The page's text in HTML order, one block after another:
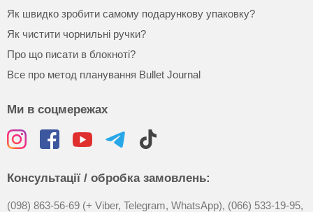
Як швидко зробити самому подарункову упаковку?
Як чистити чорнильні ручки?
Про що писати в блокноті?
Все про метод планування Bullet Journal
Ми в соцмережах
Консультації / обробка замовлень:
(098) 863-56-69 (+ Viber, Telegram, WhatsApp), (066) 533-19-95,